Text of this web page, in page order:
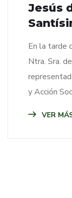
Jesús
En la tarde
Ntra. Sra.
y Acción
VER